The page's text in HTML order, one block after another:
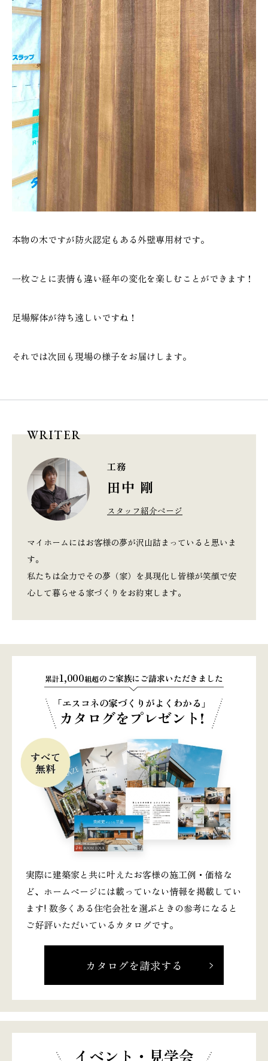
本社
053-488-5127
10:00〜19:00 水曜定休
浜松店
053-430-5123
10:00〜19:00 水曜定休
本物の木ですが防火認定もある外壁専用材です。
一枚ごとに表情も違い経年の変化を楽しむことができます！
足場解体が待ち遠しいですね！
それでは次回も現場の様子をお届けします。
WRITER
工務
田中 剛
スタッフ紹介ページ
マイホームにはお客様の夢が沢山詰まっていると思いま
す。
私たちは全力でその夢（家）を具現化し皆様が笑顔で安
心して暮らせる家づくりをお約束します。
累計1,000組超のご家族にご請求いただきました
「エスコネの家づくりがよくわかる」
カタログをプレゼント!
実際に建築家と共に叶えたお客様の施工例・価格な
ど、ホームページには載っていない情報を掲載してい
ます! 数多くある住宅会社を選ぶときの参考になると
ご好評いただいているカタログです。
カタログを請求する
イベント・見学会